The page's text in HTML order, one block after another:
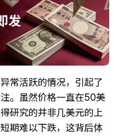
常活跃的情况，引起了
。虽然价格一直在50美
研究的并非几美元的上
期难以下跌，这背后体